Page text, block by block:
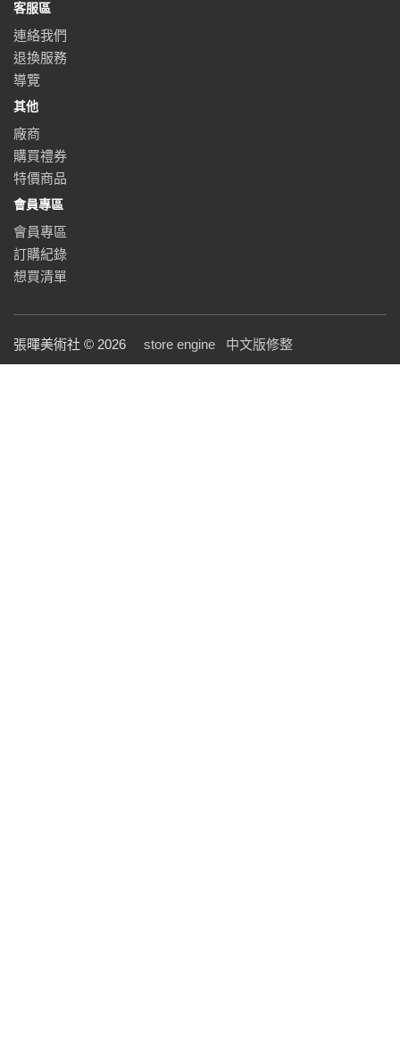
客服區
連絡我們
退換服務
導覽
其他
廠商
購買禮券
特價商品
會員專區
會員專區
訂購紀錄
想買清單
張暉美術社 © 2026 store engine 中文版修整